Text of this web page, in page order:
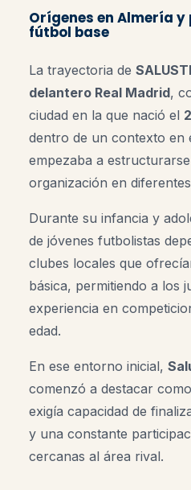
Orígenes en Almería
fútbol base
La trayectoria de
delantero Real Madrid,
ciudad en la que nació el
dentro de un contexto en
empezaba a
organización en
Durante su infancia y
de jóvenes futbolistas
clubes locales que
básica, permitiendo a los
experiencia en
edad.
En ese entorno inicial,
comenzó a destacar
exigía capacidad de
y una constante
cercanas al área rival.